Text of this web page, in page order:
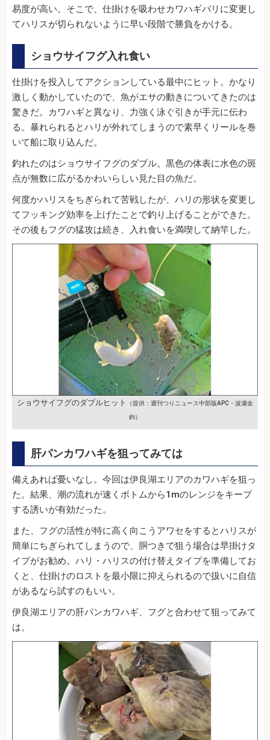
易度が高い。そこで、仕掛けを吸わせカワハギバリに変更し
てハリスが切られないように早い段階で勝負をかける。
ショウサイフグ入れ食い
仕掛けを投入してアクションしている最中にヒット。かなり
激しく動かしていたので、魚がエサの動きについてきたのは
驚きだ。カワハギと異なり、力強く泳ぐ引きが手元に伝わ
る。暴れられるとハリが外れてしまうので素早くリールを巻
いて船に取り込んだ。
釣れたのはショウサイフグのダブル。黒色の体表に水色の斑
点が無数に広がるかわいらしい見た目の魚だ。
何度かハリスをちぎられて苦戦したが、ハリの形状を変更し
てフッキング効率を上げたことで釣り上げることができた。
その後もフグの猛攻は続き、入れ食いを満喫して納竿した。
ショウサイフグのダブルヒット （提供：週刊つりニュース中部版APC・波瀬金
鉤）
肝パンカワハギを狙ってみては
備えあれば憂いなし。今回は伊良湖エリアのカワハギを狙っ
た。結果、潮の流れが速くボトムから1mのレンジをキープ
する誘いが有効だった。
また、フグの活性が特に高く向こうアワセをするとハリスが
簡単にちぎられてしまうので、胴つきで狙う場合は早掛けタ
イプがお勧め。ハリ・ハリスの付け替えタイプを準備してお
くと、仕掛けのロストを最小限に抑えられるので扱いに自信
があるなら試すのもいい。
伊良湖エリアの肝パンカワハギ、フグと合わせて狙ってみて
は。